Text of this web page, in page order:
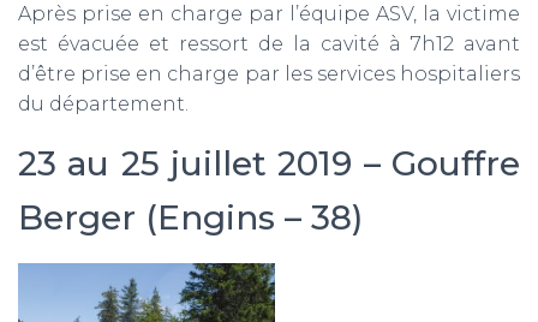
Après prise en charge par l’équipe ASV, la victime
est évacuée et ressort de la cavité à 7h12 avant
d’être prise en charge par les services hospitaliers
du département.
23 au 25 juillet 2019 – Gouffre
Berger (Engins – 38)